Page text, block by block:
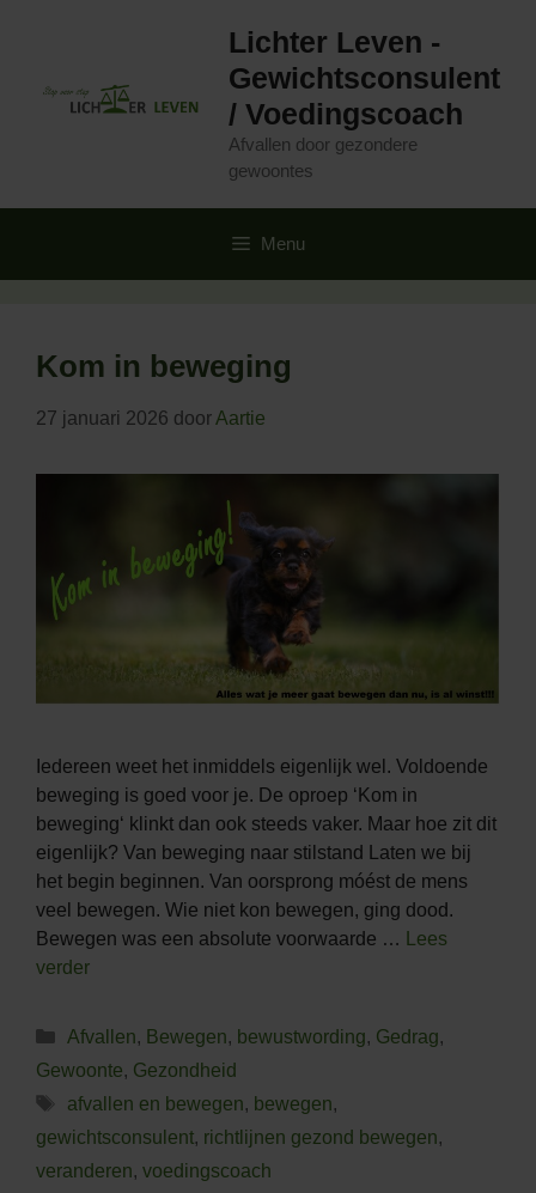
inhoud
Lichter Leven -
Gewichtsconsulent
/ Voedingscoach
Afvallen door gezondere
gewoontes
Menu
Kom in beweging
27 januari 2026 door Aartie
Iedereen weet het inmiddels eigenlijk wel. Voldoende
beweging is goed voor je. De oproep ‘Kom in
beweging‘ klinkt dan ook steeds vaker. Maar hoe zit dit
eigenlijk? Van beweging naar stilstand Laten we bij
het begin beginnen. Van oorsprong móést de mens
veel bewegen. Wie niet kon bewegen, ging dood.
Bewegen was een absolute voorwaarde …
Lees
verder
Categorieën
Afvallen, Bewegen, bewustwording, Gedrag,
Gewoonte, Gezondheid
Tags
afvallen en bewegen, bewegen,
gewichtsconsulent, richtlijnen gezond bewegen,
veranderen, voedingscoach